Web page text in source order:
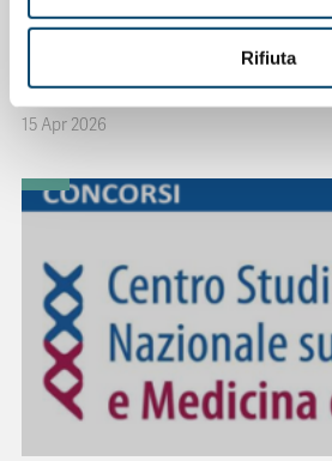
Rifiuta
Salu’. Dal dialogo alla cura
15 Apr 2026